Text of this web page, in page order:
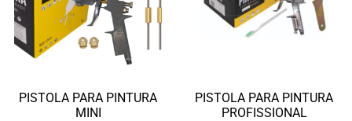
PISTOLA PARA PINTURA
MINI
PISTOLA PARA PINTURA
PROFISSIONAL